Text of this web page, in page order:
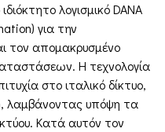
λογισμικό DANA
για την
τον απομακρυσμένο
Η τεχνολογία
στο ιταλικό δίκτυο,
λαμβάνοντας υπόψη τα
Κατά αυτόν τον